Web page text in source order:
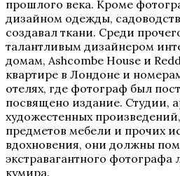
прошлого века. Кроме
дизайном одежды,
создавал ткани. Среди
талантливым дизайнером
домам, Ashcombe House и
квартире в Лондоне и
отелях, где фотограф был
посвящено издание. Студии,
художестенных
предметов мебели и прочих
вдохновения, они должны
экстравагантного фотографа
кумира.